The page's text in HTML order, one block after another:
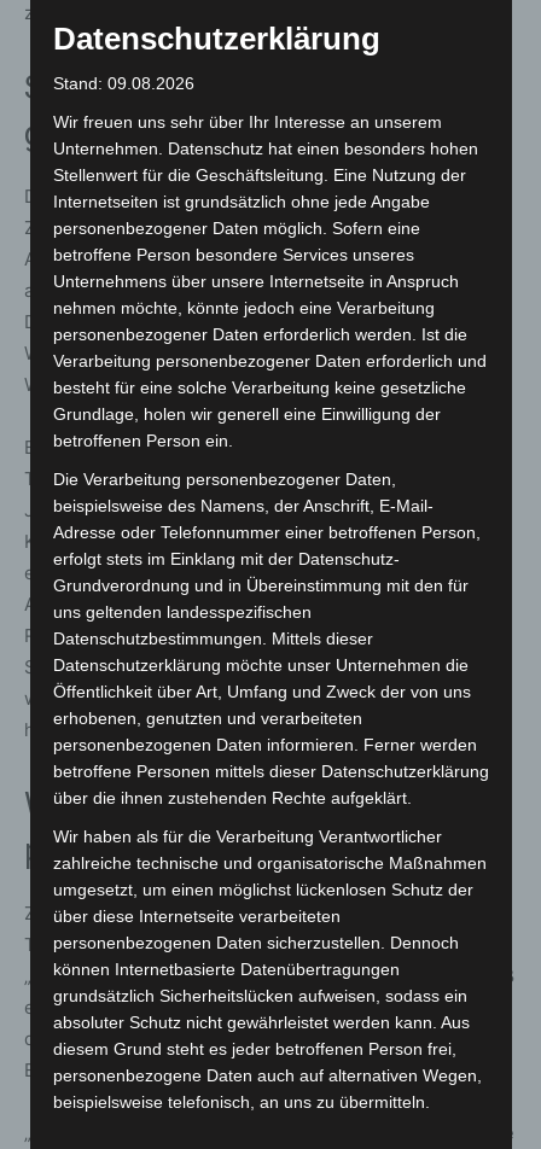
zu erproben und zu reflektieren.
Sehr positive Evaluation und
gestärktes Sicherheitsgefühl
Die abschließende Evaluation zeigt eine hohe
Zufriedenheit mit dem Kursangebot. Sowohl die
Atmosphäre und die Räumlichkeiten im Haus der Jugend
als auch der Praxisbezug der Inhalte wurden im
Durchschnitt mit 4,8 von 5 Punkten bewertet. Das
Wohlfühlen innerhalb der Gruppe erreichte sogar einen
Wert von 9,1 von 10 Punkten.
Besonders deutlich wurde der Kompetenzzuwachs der
Teilnehmenden im Umgang mit Kindern und
Jugendlichen: Während sie ihre Sicherheit vor
Kursbeginn im Durchschnitt mit 7,5 von 10 Punkten
einschätzten, lag dieser Wert nach Abschluss der
Ausbildung bei 8,7 Punkten. In den freien
Rückmeldungen wurden vor allem „die Menschen, die
Spiele und die Herzlichkeit“ sowie die offene und
wertschätzende Atmosphäre innerhalb der Gruppe
hervorgehoben.
Würdiger Abschluss mit
persönlicher Anerkennung
Zum Abschluss der Ausbildung erhielten alle
Teilnehmenden ihre Urkunden sowie ein Glas
„Rathaushonig“ als kleines Dankeschön. Mirko Heuer ließ
es sich nicht nehmen, persönlich vorbeizukommen, um
den erfolgreichen Abschluss und das ehrenamtliche
Engagement der neuen Jugendleiter:innen zu würdigen.
„Es war schön zu sehen, wie die Teilnehmenden über die
Datenschutzerklärung
Stand: 09.08.2026
Wir freuen uns sehr über Ihr Interesse an unserem
Unternehmen. Datenschutz hat einen besonders hohen
Stellenwert für die Geschäftsleitung. Eine Nutzung der
Internetseiten ist grundsätzlich ohne jede Angabe
personenbezogener Daten möglich. Sofern eine
betroffene Person besondere Services unseres
Unternehmens über unsere Internetseite in Anspruch
nehmen möchte, könnte jedoch eine Verarbeitung
personenbezogener Daten erforderlich werden. Ist die
Verarbeitung personenbezogener Daten erforderlich und
besteht für eine solche Verarbeitung keine gesetzliche
Grundlage, holen wir generell eine Einwilligung der
betroffenen Person ein.
Die Verarbeitung personenbezogener Daten,
beispielsweise des Namens, der Anschrift, E-Mail-
Adresse oder Telefonnummer einer betroffenen Person,
erfolgt stets im Einklang mit der Datenschutz-
Grundverordnung und in Übereinstimmung mit den für
uns geltenden landesspezifischen
Datenschutzbestimmungen. Mittels dieser
Datenschutzerklärung möchte unser Unternehmen die
Öffentlichkeit über Art, Umfang und Zweck der von uns
erhobenen, genutzten und verarbeiteten
personenbezogenen Daten informieren. Ferner werden
betroffene Personen mittels dieser Datenschutzerklärung
über die ihnen zustehenden Rechte aufgeklärt.
Wir haben als für die Verarbeitung Verantwortlicher
zahlreiche technische und organisatorische Maßnahmen
umgesetzt, um einen möglichst lückenlosen Schutz der
über diese Internetseite verarbeiteten
personenbezogenen Daten sicherzustellen. Dennoch
können Internetbasierte Datenübertragungen
grundsätzlich Sicherheitslücken aufweisen, sodass ein
absoluter Schutz nicht gewährleistet werden kann. Aus
diesem Grund steht es jeder betroffenen Person frei,
personenbezogene Daten auch auf alternativen Wegen,
beispielsweise telefonisch, an uns zu übermitteln.